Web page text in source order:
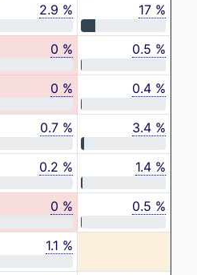
2.9 % 17 %
0 % 0.5 %
0 % 0.4 %
0.7 % 3.4 %
0.2 % 1.4 %
0 % 0.5 %
1.1 %